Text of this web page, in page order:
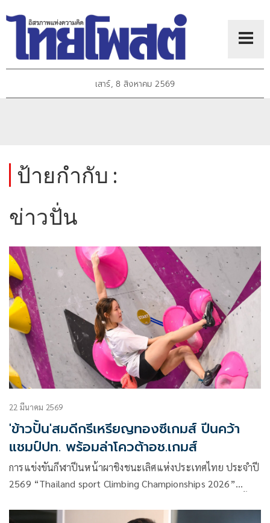
เสาร์, 8 สิงหาคม 2569
ป้ายกำกับ :
ข่าวปั่น
22 มีนาคม 2569
'ข้าวปั้น'สมดีกรีเหรียญทองซีเกมส์ ปีนคว้า
แชมป์ปท. พร้อมล่าโควต้าอช.เกมส์
การแข่งขันกีฬาปีนหน้าผาชิงชนะเลิศแห่งประเทศไทย ประจำปี
2569 “Thailand sport Climbing Championships 2026”
เซนเตอร์ การกีฬาแห่งประเทศไทย หัวหมาก มีนักกีฬา 116 คน